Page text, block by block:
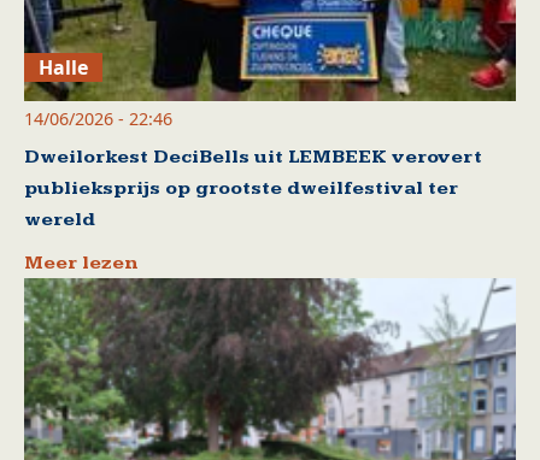
Halle
14/06/2026 - 22:46
Dweilorkest DeciBells uit LEMBEEK verovert
publieksprijs op grootste dweilfestival ter
wereld
Meer lezen